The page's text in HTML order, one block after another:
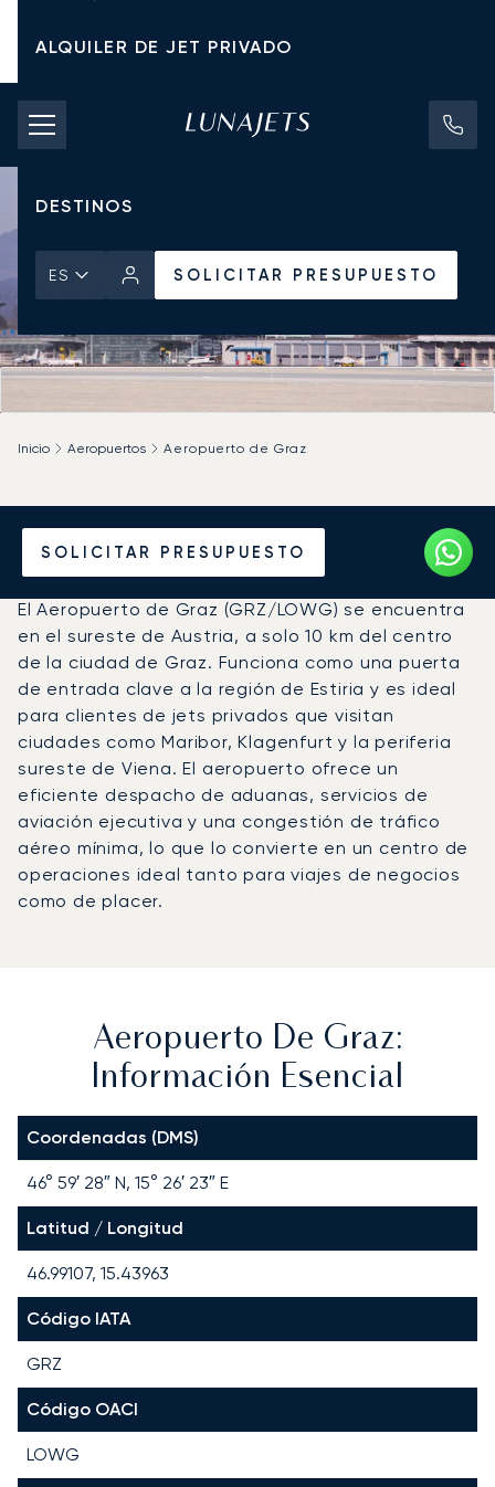
ALQUILER DE JET PRIVADO
TARIFAS DE CHÁRTER
JETS PRIVADOS
DESTINOS
ES SOLICITAR PRESUPUESTO
SOLICITAR PRESUPUESTO
Inicio Aeropuertos Aeropuerto de Graz
Vuele en Jet Privado al
Aeropuerto de Graz (GRZ)
El Aeropuerto de Graz (GRZ/LOWG) se encuentra
en el sureste de Austria, a solo 10 km del centro
de la ciudad de Graz. Funciona como una puerta
de entrada clave a la región de Estiria y es ideal
para clientes de jets privados que visitan
ciudades como Maribor, Klagenfurt y la periferia
sureste de Viena. El aeropuerto ofrece un
eficiente despacho de aduanas, servicios de
aviación ejecutiva y una congestión de tráfico
aéreo mínima, lo que lo convierte en un centro de
operaciones ideal tanto para viajes de negocios
como de placer.
Aeropuerto De Graz:
Información Esencial
Coordenadas (DMS)
46° 59′ 28″ N, 15° 26′ 23″ E
Latitud / Longitud
46.99107, 15.43963
Código IATA
GRZ
Código OACI
LOWG